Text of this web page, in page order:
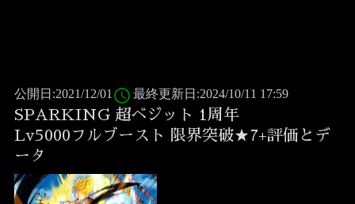
公開日:2021/12/01 access_time 最終更新日:2024/10/11 17:59
SPARKING 超ベジット 1周年
Lv5000フルブースト 限界突破★7+評価とデ
ータ